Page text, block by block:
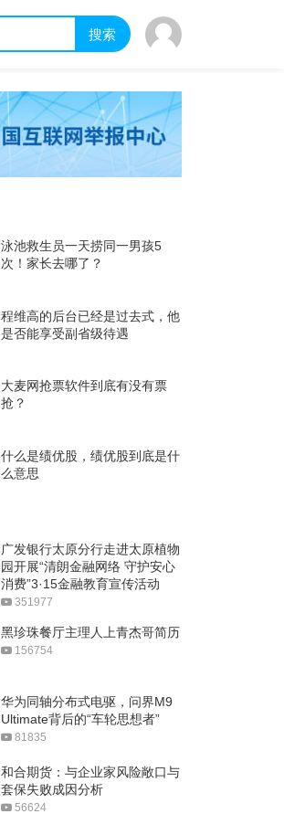
搜索
泳池救生员一天捞同一男孩5
次！家长去哪了？
程维高的后台已经是过去式，他
是否能享受副省级待遇
大麦网抢票软件到底有没有票
抢？
什么是绩优股，绩优股到底是什
么意思
广发银行太原分行走进太原植物
园开展“清朗金融网络 守护安心
消费”3·15金融教育宣传活动
351977
黑珍珠餐厅主理人上青杰哥简历
156754
华为同轴分布式电驱，问界M9
Ultimate背后的“车轮思想者”
81835
和合期货：与企业家风险敞口与
套保失败成因分析
56624